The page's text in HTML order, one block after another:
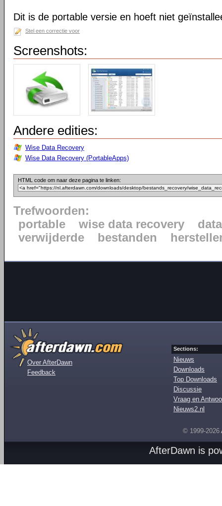
Dit is de portable versie en hoeft niet
Stel een correctie voor
Screenshots:
Andere edities:
Wise Data Recovery
Wise Data Recovery (PortableApps)
HTML code om naar deze pagina te linken:
Trefwoorden:
portable
wise data recovery
verwijderde
bestanden
Over AfterDawn
Feedback
Sections:
Nieuws
Downloads
Top Downloads
Discussie
Vraag en
Nieuws2.nl
© 1999-2026
AfterDawn is